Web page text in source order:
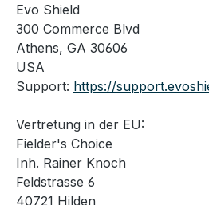
Evo Shield
300 Commerce Blvd
Athens, GA 30606
USA
Support: https://
Vertretung in der EU:
Fielder's Choice
Inh. Rainer Knoch
Feldstrasse 6
40721 Hilden